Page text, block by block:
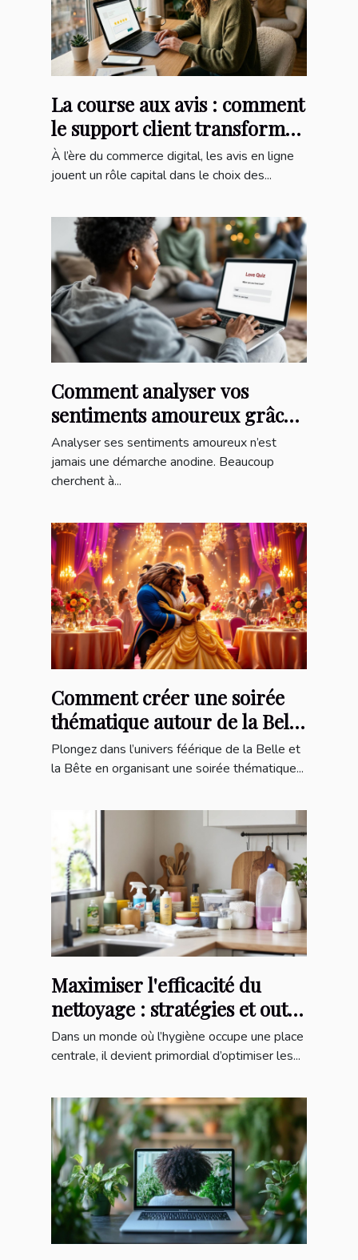
La course aux avis : comment
le support client transforme
l’expérience d’achat en ligne
À l’ère du commerce digital, les avis en ligne
jouent un rôle capital dans le choix des...
Comment analyser vos
sentiments amoureux grâce
à un quiz en ligne ?
Analyser ses sentiments amoureux n’est
jamais une démarche anodine. Beaucoup
cherchent à...
Comment créer une soirée
thématique autour de la Belle
et la Bête ?
Plongez dans l’univers féérique de la Belle et
la Bête en organisant une soirée thématique...
Maximiser l'efficacité du
nettoyage : stratégies et outils
essentiels
Dans un monde où l’hygiène occupe une place
centrale, il devient primordial d’optimiser les...